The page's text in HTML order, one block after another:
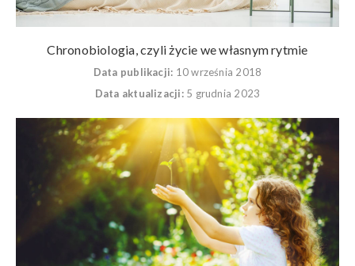
Chronobiologia, czyli życie we własnym rytmie
Data publikacji: 10 września 2018
Data aktualizacji: 5 grudnia 2023